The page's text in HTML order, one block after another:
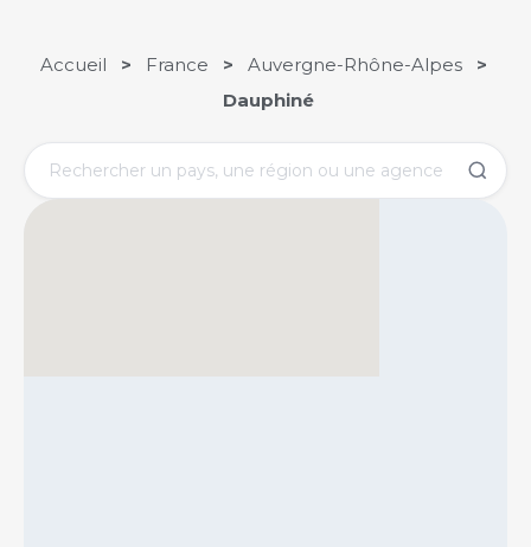
Accueil > France > Auvergne-Rhône-Alpes
>
Dauphiné